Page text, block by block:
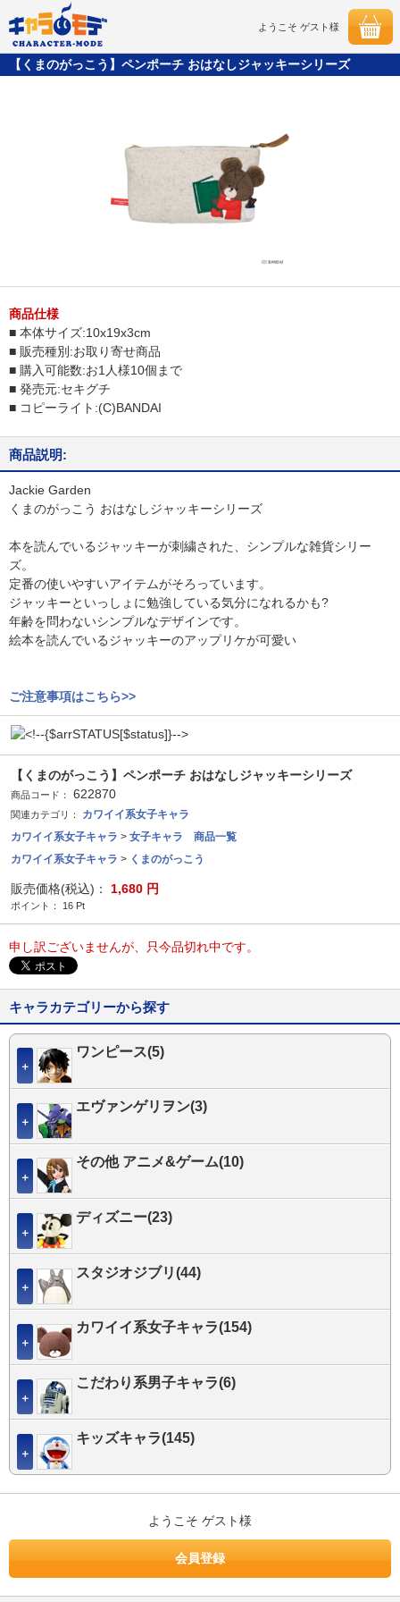
ようこそ ゲスト様
【くまのがっこう】ペンポーチ おはなしジャッキーシリーズ
商品仕様
■ 本体サイズ:10x19x3cm
■ 販売種別:お取り寄せ商品
■ 購入可能数:お1人様10個まで
■ 発売元:セキグチ
■ コピーライト:(C)BANDAI
商品説明:
Jackie Garden
くまのがっこう おはなしジャッキーシリーズ
本を読んでいるジャッキーが刺繍された、シンプルな雑貨シリー
ズ。
定番の使いやすいアイテムがそろっています。
ジャッキーといっしょに勉強している気分になれるかも?
年齢を問わないシンプルなデザインです。
絵本を読んでいるジャッキーのアップリケが可愛い
ご注意事項はこちら>>
【くまのがっこう】ペンポーチ おはなしジャッキーシリーズ
商品コード： 622870
関連カテゴリ：
カワイイ系女子キャラ
カワイイ系女子キャラ > 女子キャラ 商品一覧
カワイイ系女子キャラ > くまのがっこう
販売価格(税込)： 1,680 円
ポイント： 16 Pt
申し訳ございませんが、只今品切れ中です。
キャラカテゴリーから探す
＋
ワンピース(5)
＋
エヴァンゲリヲン(3)
＋
その他 アニメ&ゲーム(10)
＋
ディズニー(23)
＋
スタジオジブリ(44)
＋
カワイイ系女子キャラ(154)
＋
こだわり系男子キャラ(6)
＋
キッズキャラ(145)
ようこそ ゲスト様
会員登録